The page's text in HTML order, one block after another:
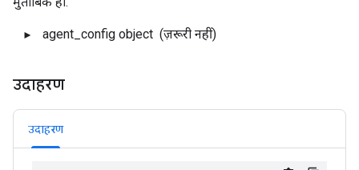
agent_config object (ज़रूरी नहीं)
उदाहरण
उदाहरण